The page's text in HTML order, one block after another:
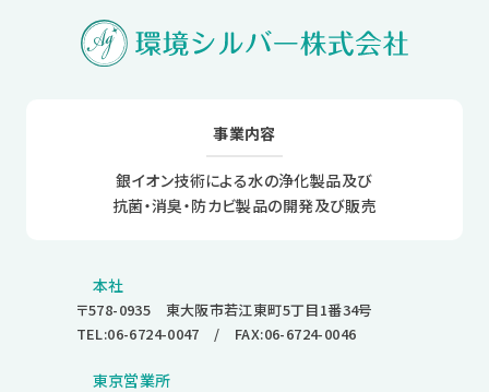
事業内容
銀イオン技術による水の浄化製品及び
抗菌・消臭・防カビ製品の開発及び販売
本社
〒578-0935 東大阪市若江東町5丁目1番34号
TEL:06-6724-0047 / FAX:06-6724-0046
東京営業所